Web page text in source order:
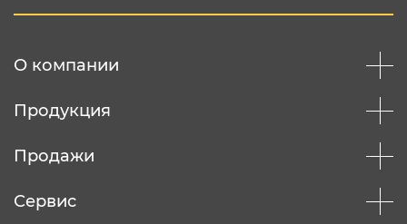
О компании
Продукция
Продажи
Сервис